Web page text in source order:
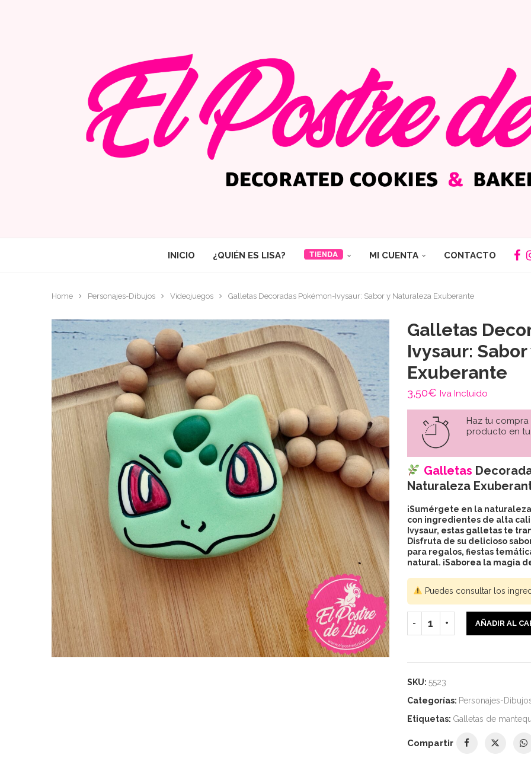
INICIO ¿QUIÉN ES LISA? MI CUENTA CONTACTO
Home Personajes-Dibujos Videojuegos Galletas Decoradas Pokémon-Ivysaur: Sabor y Naturaleza Exuberante
Galletas
Ivysaur:
Exuberante
3,50€ Iva Incluido
Haz tu
producto en
Galletas
Naturaleza
¡Sumérgete en la
con ingredientes de alta
Ivysaur, estas galletas te
Disfruta de su delicioso
para regalos, fiestas
natural. ¡Saborea la magia
Puedes consultar los
AÑADIR AL
SKU: 5523
Categorías: Personajes-
Etiquetas: Galletas de
Compartir